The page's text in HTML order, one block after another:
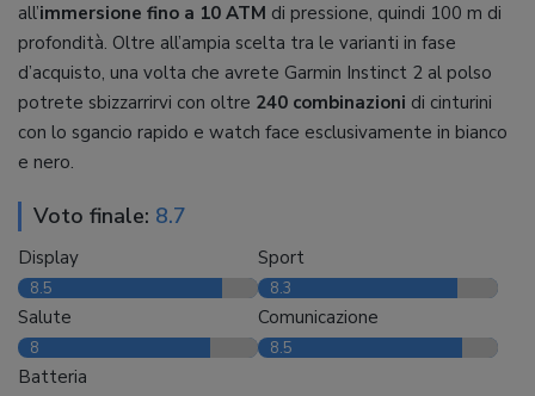
all’immersione fino a 10 ATM di pressione, quindi 100 m di
profondità. Oltre all’ampia scelta tra le varianti in fase
d’acquisto, una volta che avrete Garmin Instinct 2 al polso
potrete sbizzarrirvi con oltre 240 combinazioni di cinturini
con lo sgancio rapido e watch face esclusivamente in bianco
e nero.
Voto finale: 8.7
Display
8.5
Sport
8.3
Salute
8
Comunicazione
8.5
Batteria